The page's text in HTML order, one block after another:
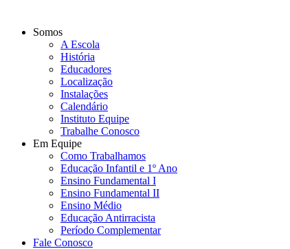
Somos
A Escola
História
Educadores
Localização
Instalações
Calendário
Instituto Equipe
Trabalhe Conosco
Em Equipe
Como Trabalhamos
Educação Infantil e 1º Ano
Ensino Fundamental I
Ensino Fundamental II
Ensino Médio
Educação Antirracista
Período Complementar
Fale Conosco